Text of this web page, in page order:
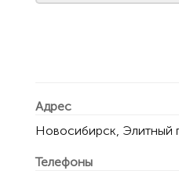
Адрес
Новосибирск, Элитный
Телефоны